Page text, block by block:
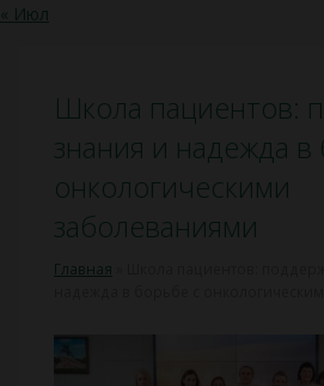
« Июл
Школа пациентов:
знания и надежда в
онкологическими
заболеваниями
Главная